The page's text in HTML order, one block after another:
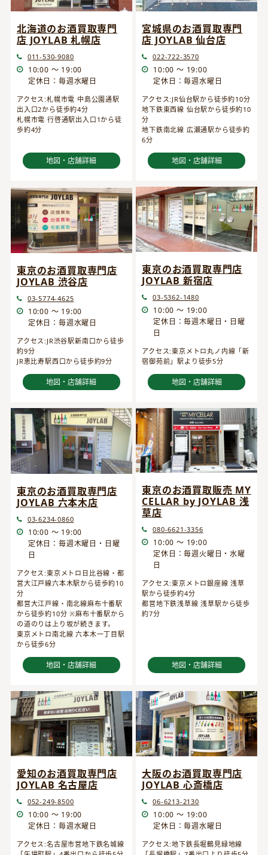
北海道のお酒買取専門
店 JOYLAB 札幌店
011-530-9080
10:00 ～ 19:00
定休日：毎週水曜日
アクセス:札幌市電 中島公園通駅
出入口2から徒歩約4分
札幌市電 行啓通駅出入口1から徒
歩約4分
地図・店舗詳細
宮城県のお酒買取専門
店 JOYLAB 仙台店
022-722-3570
10:00 ～ 19:00
定休日：毎週水曜日
アクセス:JR仙台駅から徒歩約10分
地下鉄東西線 仙台駅から徒歩約10
分
地下鉄南北線 広瀬通駅から徒歩約
6分
地図・店舗詳細
東京のお酒買取専門店
JOYLAB 渋谷店
03-5774-4625
10:00 ～ 19:00
定休日：毎週水曜日
アクセス:JR渋谷駅新南口から徒歩
約9分
JR恵比寿駅西口から徒歩約9分
地図・店舗詳細
東京のお酒買取専門店
JOYLAB 新宿店
03-5362-1480
10:00 ～ 19:00
定休日：毎週木曜日・日曜
日
アクセス:東京メトロ丸ノ内線「新
宿御苑前」駅より徒歩5分
地図・店舗詳細
東京のお酒買取専門店
JOYLAB 六本木店
03-6234-0860
10:00 ～ 19:00
定休日：毎週木曜日・日曜
日
アクセス:東京メトロ日比谷線・都
営大江戸線六本木駅から徒歩約10
分
都営大江戸線・南北線麻布十番駅
から徒歩約10分 ※麻布十番駅から
の道のりは上り坂が続きます。
東京メトロ南北線 六本木一丁目駅
から徒歩6分
地図・店舗詳細
東京のお酒買取販売 MY
CELLAR by JOYLAB 浅
草店
080-6621-3356
10:00 ～ 19:00
定休日：毎週火曜日・水曜
日
アクセス:東京メトロ銀座線 浅草
駅から徒歩約4分
都営地下鉄浅草線 浅草駅から徒歩
約7分
地図・店舗詳細
愛知のお酒買取専門店
JOYLAB 名古屋店
052-249-8500
10:00 ～ 19:00
定休日：毎週水曜日
アクセス:名古屋市営地下鉄名城線
大阪のお酒買取専門店
JOYLAB 心斎橋店
06-6213-2130
10:00 ～ 19:00
定休日：毎週水曜日
アクセス:地下鉄長堀鶴見緑地線